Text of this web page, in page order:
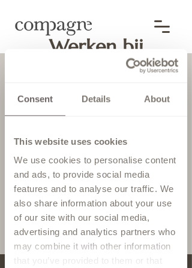
Consent Details About
This website uses cookies
We use cookies to personalise content
and ads, to provide social media
features and to analyse our traffic. We
also share information about your use
of our site with our social media,
advertising and analytics partners who
may combine it with other information
that you’ve provided to them or that
Werken bij
Compagne
Bruidsmode
Helaas staat erop dit
momentgeen vacature open
bij ons.
Een open sollicitatie is altijd
welkom